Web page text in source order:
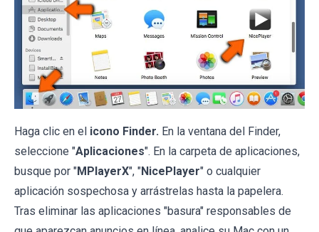
Haga clic en el icono Finder. En la ventana del Finder,
seleccione "Aplicaciones". En la carpeta de aplicaciones,
busque por "MPlayerX", "NicePlayer" o cualquier
aplicación sospechosa y arrástrelas hasta la papelera.
Tras eliminar las aplicaciones "basura" responsables de